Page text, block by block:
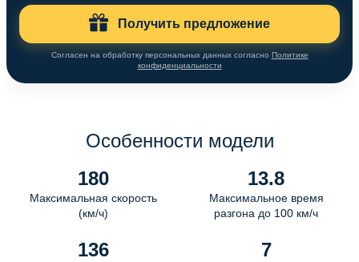
Получить предложение
Согласен на обработку персональных данных согласно Политике
конфиденциальности
Особенности модели
180
Максимальная скорость
(км/ч)
13.8
Максимальное время
разгона до 100 км/ч
136 7